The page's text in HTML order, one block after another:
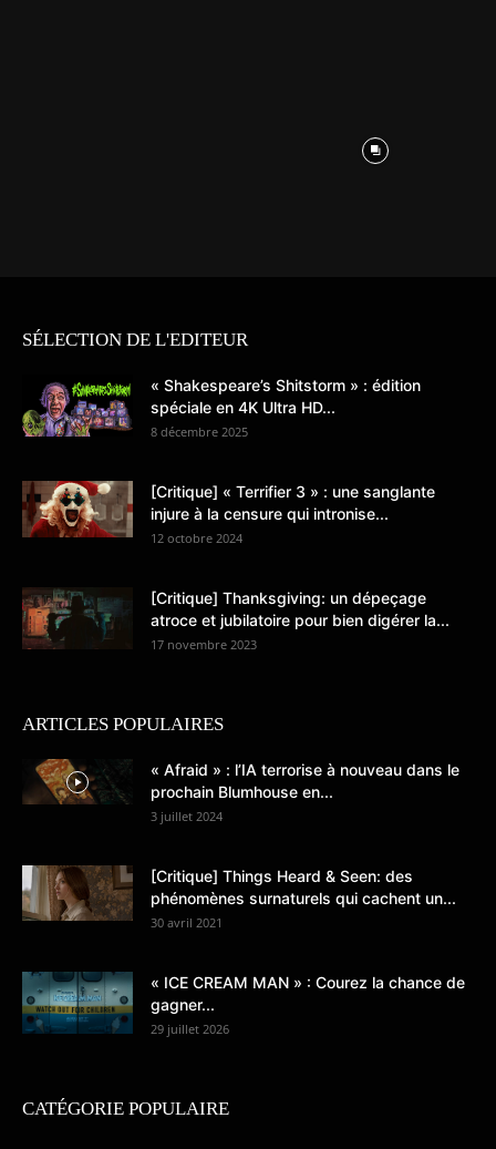
SÉLECTION DE L'EDITEUR
« Shakespeare’s Shitstorm » : édition
spéciale en 4K Ultra HD...
8 décembre 2025
[Critique] « Terrifier 3 » : une sanglante
injure à la censure qui intronise...
12 octobre 2024
[Critique] Thanksgiving: un dépeçage
atroce et jubilatoire pour bien digérer la...
17 novembre 2023
ARTICLES POPULAIRES
« Afraid » : l’IA terrorise à nouveau dans le
prochain Blumhouse en...
3 juillet 2024
[Critique] Things Heard & Seen: des
phénomènes surnaturels qui cachent un...
30 avril 2021
« ICE CREAM MAN » : Courez la chance de
gagner...
29 juillet 2026
CATÉGORIE POPULAIRE